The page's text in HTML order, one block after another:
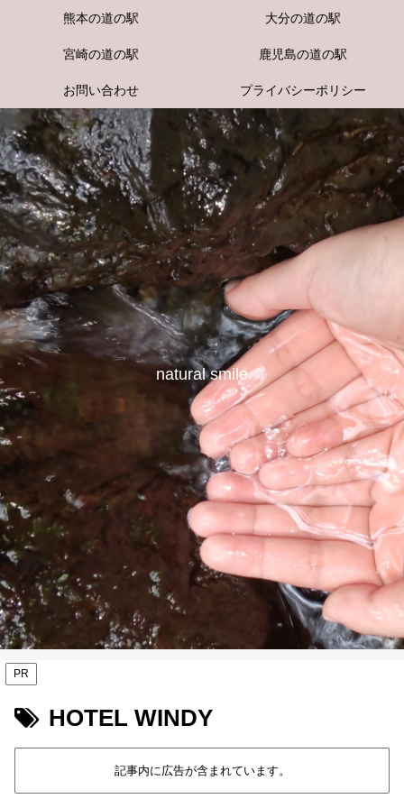
natural smile
熊本の道の駅 大分の道の駅
宮崎の道の駅 鹿児島の道の駅
お問い合わせ プライバシーポリシー
PR
HOTEL WINDY
記事内に広告が含まれています。